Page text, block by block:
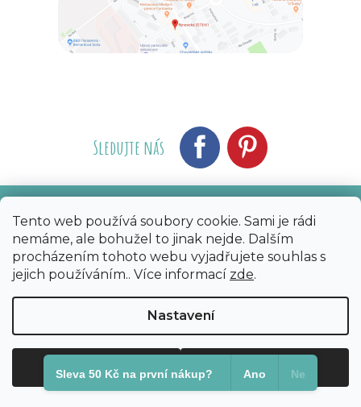
Tento web používá soubory cookie. Sami je rádi
nemáme, ale bohužel to jinak nejde. Dalším
procházením tohoto webu vyjadřujete souhlas s
jejich používáním.. Více informací zde.
Nastavení
Odmítnout Souhlasím
Sledujte nás
Vytvořil Shoptet |Nakódoval eshopGuru
Copyright 2026Bijoux Components - Svět
korálků
nastavení cookies
Sleva 50 Kč na první nákup?​ Ano Ne